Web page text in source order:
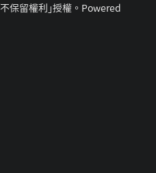
保留權利｣授權。Powered